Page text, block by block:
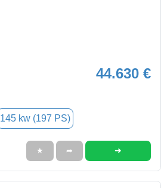
44.630 €
145 kw (197 PS)
★ ➦ ➜